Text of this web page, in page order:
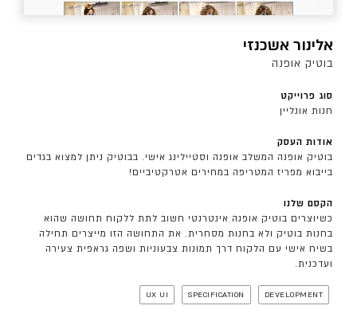
אלינור אשכנזי
בוטיק אופנה
סוג פרוייקט
חנות אונליין
אודות העסק
בוטיק אופנה המשלב אופנה וסטיילינג אישי. בבוטיק ניתן למצוא בגדים
בייבוא מפריז המטריפה במחירים אטרקטיביים!
הקסם שלנו
כשיוצרים בוטיק אופנה אינטרנטי חשוב לתת ללקוח תחושה שהוא
בחנות בוטיק ולא בחנות מסחרית. את התחושה הזו מייצרים תחילה
בשיח אישי עם הלקוח דרך תמונות צבעוניות ושפה גראפית צעירה
ועדכנית.
DEVELOPMENT
SPECIFICATION
UX UI